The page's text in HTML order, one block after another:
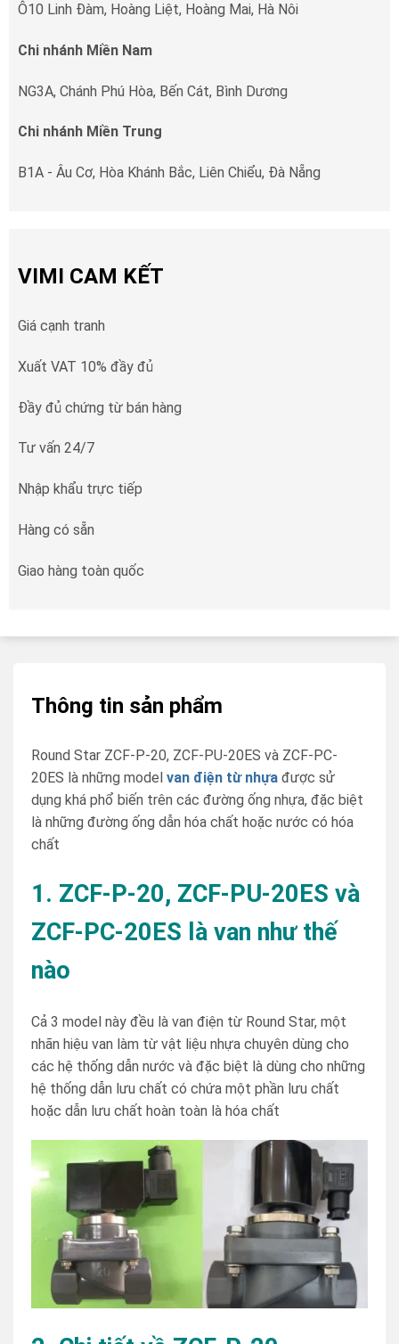
Ô10 Linh Đàm, Hoàng Liệt, Hoàng Mai, Hà Nôi
Chi nhánh Miền Nam
NG3A, Chánh Phú Hòa, Bến Cát, Bình Dương
Chi nhánh Miền Trung
B1A - Âu Cơ, Hòa Khánh Bắc, Liên Chiểu, Đà Nẵng
VIMI CAM KẾT
Giá cạnh tranh
Xuất VAT 10% đầy đủ
Đầy đủ chứng từ bán hàng
Tư vấn 24/7
Nhập khẩu trực tiếp
Hàng có sẵn
Giao hàng toàn quốc
Thông tin sản phẩm
Round Star ZCF-P-20, ZCF-PU-20ES và ZCF-PC-
20ES là những model van điện từ nhựa được sử
dụng khá phổ biến trên các đường ống nhựa, đặc biệt
là những đường ống dẫn hóa chất hoặc nước có hóa
chất
1. ZCF-P-20, ZCF-PU-20ES và
ZCF-PC-20ES là van như thế
nào
Cả 3 model này đều là van điện từ Round Star, một
nhãn hiệu van làm từ vật liệu nhựa chuyên dùng cho
các hệ thống dẫn nước và đặc biệt là dùng cho những
hệ thống dẫn lưu chất có chứa một phần lưu chất
hoặc dẫn lưu chất hoàn toàn là hóa chất